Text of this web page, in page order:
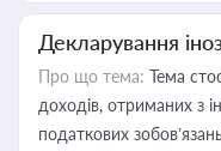
Декларування
Про що тема: Тема
доходів, отриманих з
податкових